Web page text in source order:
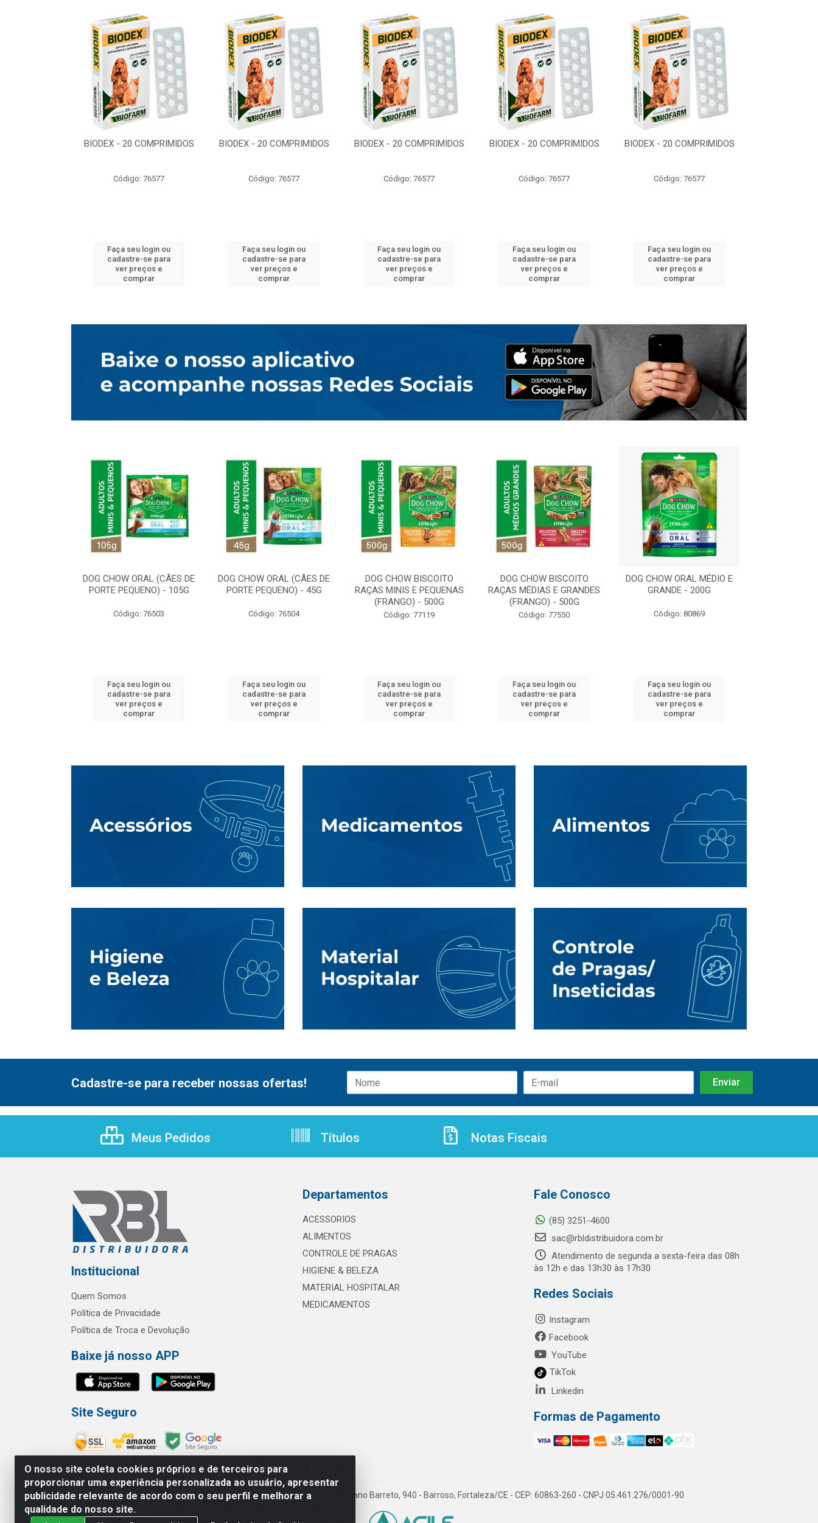
BIODEX - 20 COMPRIMIDOS
Código: 76577
Faça seu login ou
cadastre-se para
ver preços e
comprar
BIODEX - 20 COMPRIMIDOS
Código: 76577
Faça seu login ou
cadastre-se para
ver preços e
comprar
BIODEX - 20 COMPRIMIDOS
Código: 76577
Faça seu login ou
cadastre-se para
ver preços e
comprar
BIODEX - 20 COMPRIMIDOS
Código: 76577
Faça seu login ou
cadastre-se para
ver preços e
comprar
BIODEX - 20 COMPRIMIDOS
Código: 76577
Faça seu login ou
cadastre-se para
ver preços e
comprar
DOG CHOW ORAL (CÃES DE
PORTE PEQUENO) - 105G
Código: 76503
Faça seu login ou
cadastre-se para
ver preços e
comprar
DOG CHOW ORAL (CÃES DE
PORTE PEQUENO) - 45G
Código: 76504
Faça seu login ou
cadastre-se para
ver preços e
comprar
DOG CHOW BISCOITO
RAÇAS MINIS E PEQUENAS
(FRANGO) - 500G
Código: 77119
Faça seu login ou
cadastre-se para
ver preços e
comprar
DOG CHOW BISCOITO
RAÇAS MÉDIAS E GRANDES
(FRANGO) - 500G
Código: 77550
Faça seu login ou
cadastre-se para
ver preços e
comprar
DOG CHOW ORAL MÉDIO E
GRANDE - 200G
Código: 80869
Faça seu login ou
cadastre-se para
ver preços e
comprar
O nosso site coleta cookies próprios e de terceiros para
proporcionar uma experiência personalizada ao usuário, apresentar
publicidade relevante de acordo com o seu perfil e melhorar a
qualidade do nosso site.
Cadastre-se para receber nossas ofertas!
Meus Pedidos Títulos Notas Fiscais
Institucional
Quem Somos
Política de Privacidade
Política de Troca e Devolução
Baixe já nosso APP
Site Seguro
Departamentos
ACESSORIOS
ALIMENTOS
CONTROLE DE PRAGAS
HIGIENE & BELEZA
MATERIAL HOSPITALAR
MEDICAMENTOS
Fale Conosco
(85) 3251-4600
sac@rbldistribuidora.com.br
Atendimento de segunda a sexta-feira das 08h
às 12h e das 13h30 às 17h30
Redes Sociais
Instagram
Facebook
YouTube
TikTok
Linkedin
Formas de Pagamento
RBL Distribuidora Distribuidora Gomes LTDA - Rua Maximiano Barreto, 940 - Barroso, Fortaleza/CE - CEP: 60863-260 - CNPJ 05.461.276/0001-90